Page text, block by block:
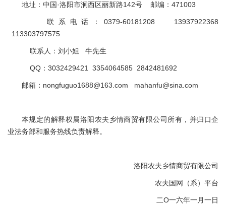
地址：中国·洛阳市涧西区丽新路142号 邮编：471003
联系电话：0379-60181208 13937922368
113303797575
联系人：刘小姐 牛先生
QQ：3032429421 3354064585 2842481692
邮箱：nongfuguo1688@163.com mahanfu@sina.com
本规定的解释权属洛阳农夫乡情商贸有限公司所有，并归口企
业法务部和服务热线负责解释。
洛阳农夫乡情商贸有限公司
农夫国网（系）平台
二O一六年一月一日